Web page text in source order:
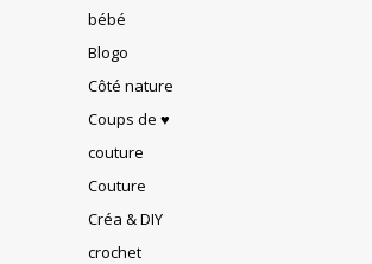
bébé
Blogo
Côté nature
Coups de ♥
couture
Couture
Créa & DIY
crochet